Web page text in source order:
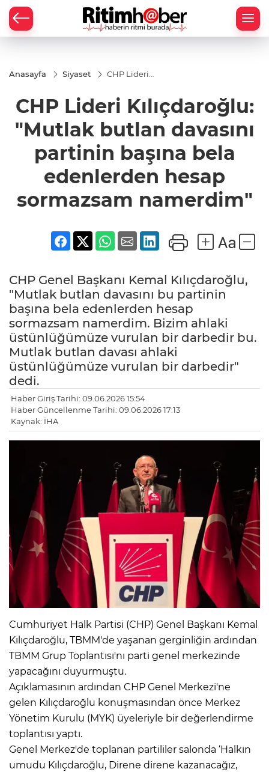
Anasayfa Siyaset
CHP Lideri
butlan
davasını
partinin
başına bela
hesap
sormazsam
namerdim"
CHP Lideri Kılıçdaroğlu:
"Mutlak butlan davasını
partinin başına bela
edenlerden hesap
sormazsam namerdim"
CHP Genel Başkanı Kemal Kılıçdaroğlu,
"Mutlak butlan davasını bu partinin
başına bela edenlerden hesap
sormazsam namerdim. Bizim ahlaki
üstünlüğümüze vurulan bir darbedir bu.
Mutlak butlan davası ahlaki
üstünlüğümüze vurulan bir darbedir"
dedi.
Haber Giriş Tarihi: 09.06.2026 15:54
Haber Güncellenme Tarihi: 09.06.2026 17:13
Kaynak: İHA
Cumhuriyet Halk Partisi (CHP) Genel Başkanı Kemal
Kılıçdaroğlu, TBMM'de yaşanan gerginliğin ardından
TBMM Grup Toplantısı'nı parti genel merkezinde
yapacağını duyurmuştu.
Açıklamasının ardından CHP Genel Merkezi'ne
gelen Kılıçdaroğlu konuşmasından önce Merkez
Yönetim Kurulu (MYK) üyeleriyle bir değerlendirme
toplantısı yaptı.
Genel Merkez'de toplanan partililer salonda ‘Halkın
umudu Kılıçdaroğlu, Direne direne kazanacağız,